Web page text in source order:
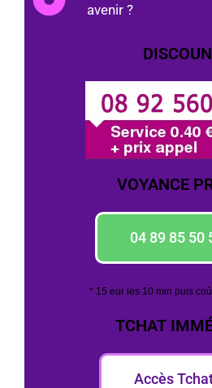
avenir ?
VOYANCE
04 89 85 50
* 15 eur les 10 min puis
TCHAT
Accès